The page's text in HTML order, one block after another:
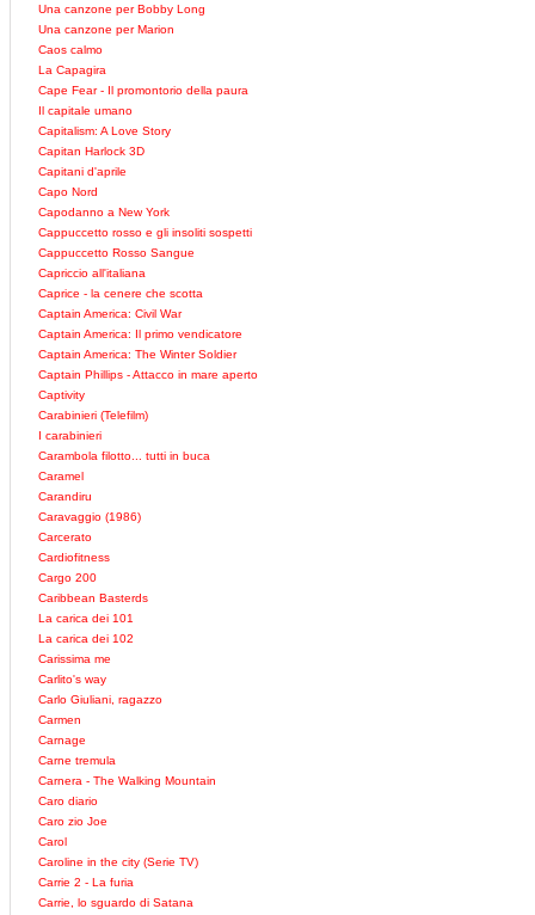
Una canzone per Bobby Long
Una canzone per Marion
Caos calmo
La Capagira
Cape Fear - Il promontorio della paura
Il capitale umano
Capitalism: A Love Story
Capitan Harlock 3D
Capitani d'aprile
Capo Nord
Capodanno a New York
Cappuccetto rosso e gli insoliti sospetti
Cappuccetto Rosso Sangue
Capriccio all'italiana
Caprice - la cenere che scotta
Captain America: Civil War
Captain America: Il primo vendicatore
Captain America: The Winter Soldier
Captain Phillips - Attacco in mare aperto
Captivity
Carabinieri (Telefilm)
I carabinieri
Carambola filotto... tutti in buca
Caramel
Carandiru
Caravaggio (1986)
Carcerato
Cardiofitness
Cargo 200
Caribbean Basterds
La carica dei 101
La carica dei 102
Carissima me
Carlito's way
Carlo Giuliani, ragazzo
Carmen
Carnage
Carne tremula
Carnera - The Walking Mountain
Caro diario
Caro zio Joe
Carol
Caroline in the city (Serie TV)
Carrie 2 - La furia
Carrie, lo sguardo di Satana